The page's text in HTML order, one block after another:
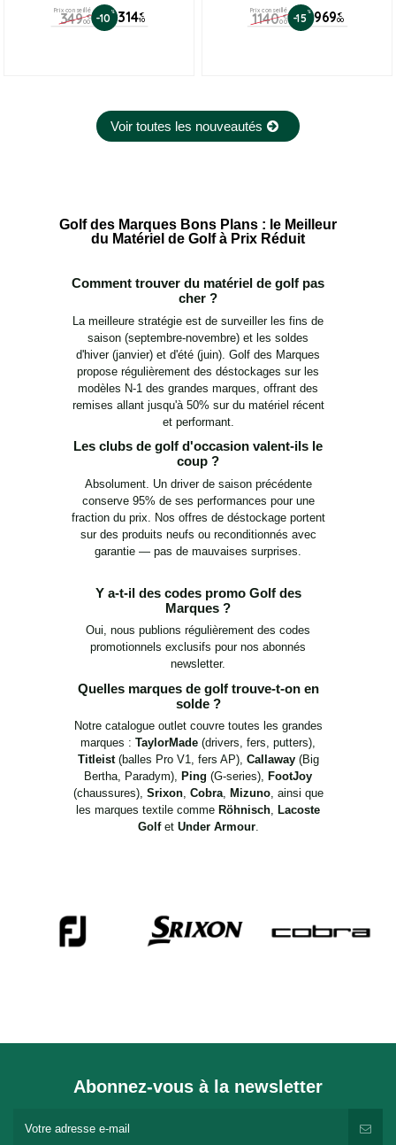
Prix conseillé
349 €
00 -10 % 314€
10
Prix conseillé
1140 €
00 -15 % 969 €
00
Voir toutes les nouveautés
Golf des Marques Bons Plans : le Meilleur
du Matériel de Golf à Prix Réduit
Comment trouver du matériel de golf pas
cher ?
La meilleure stratégie est de surveiller les fins de
saison (septembre-novembre) et les soldes
d'hiver (janvier) et d'été (juin). Golf des Marques
propose régulièrement des déstockages sur les
modèles N-1 des grandes marques, offrant des
remises allant jusqu'à 50% sur du matériel récent
et performant.
Les clubs de golf d'occasion valent-ils le
coup ?
Absolument. Un driver de saison précédente
conserve 95% de ses performances pour une
fraction du prix. Nos offres de déstockage portent
sur des produits neufs ou reconditionnés avec
garantie — pas de mauvaises surprises.
Y a-t-il des codes promo Golf des
Marques ?
Oui, nous publions régulièrement des codes
promotionnels exclusifs pour nos abonnés
newsletter.
Quelles marques de golf trouve-t-on en
solde ?
Notre catalogue outlet couvre toutes les grandes
marques : TaylorMade (drivers, fers, putters),
Titleist(balles Pro V1, fers AP), Callaway(Big
Bertha, Paradym), Ping (G-series), FootJoy
(chaussures), Srixon, Cobra, Mizuno, ainsi que
les marques textile comme Röhnisch, Lacoste
Golfet Under Armour.
Abonnez-vous à la newsletter